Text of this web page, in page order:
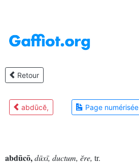
Retour
abdūcĕ, Page numérisée
abdūcō,dūxī, ductum, ĕre, tr.